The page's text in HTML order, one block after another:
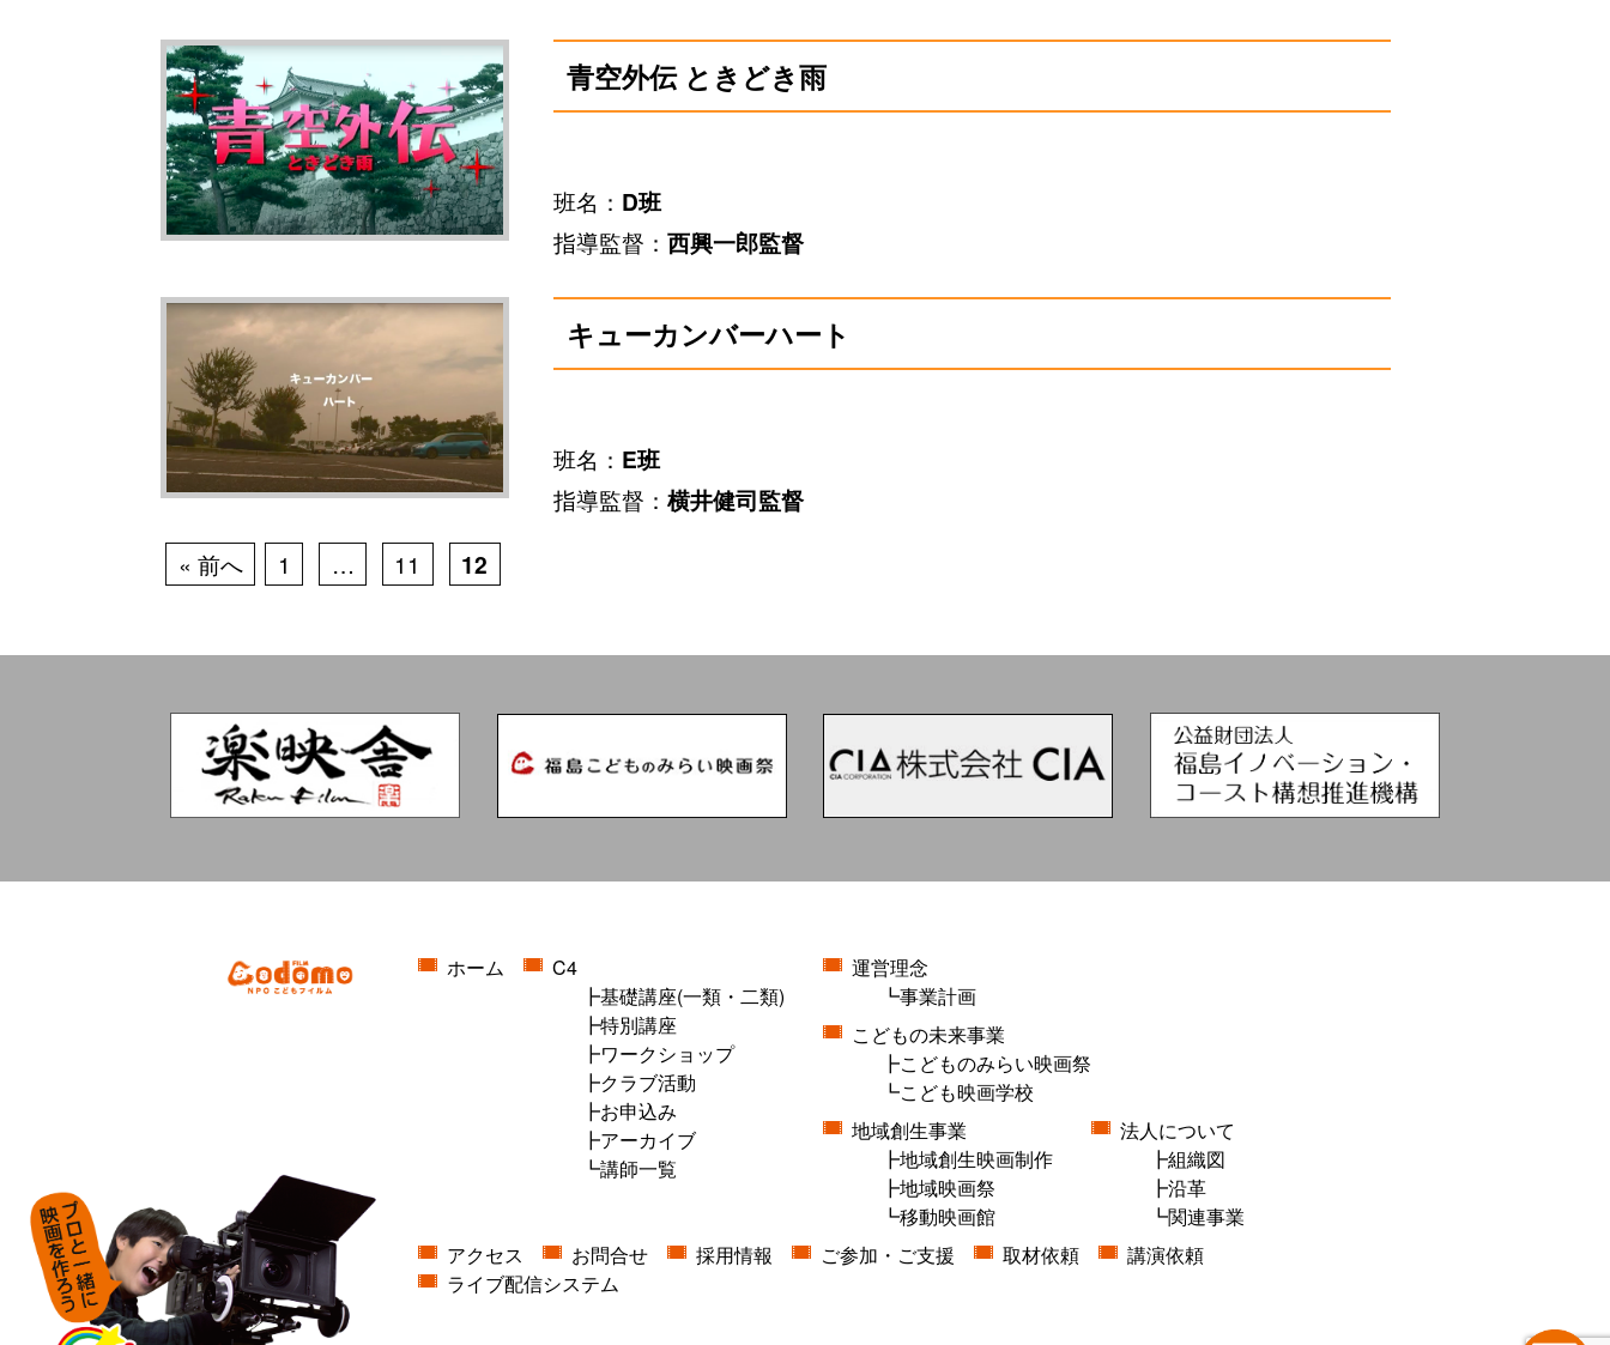
青空外伝 ときどき雨
班名： D班
指導監督： 西興一郎監督
キューカンバーハート
班名： E班
指導監督： 横井健司監督
« 前へ 1 … 11 12
ホーム
C4
基礎講座(一類・二類)
特別講座
ワークショップ
クラブ活動
お申込み
アーカイブ
講師一覧
運営理念
事業計画
こどもの未来事業
こどものみらい映画祭
こども映画学校
地域創生事業
地域創生映画制作
地域映画祭
移動映画館
法人について
組織図
沿革
関連事業
アクセス
お問合せ 採用情報 ご参加・ご支援 取材依頼
講演依頼
ライブ配信システム